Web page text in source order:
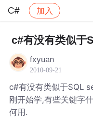
C# 加入
社区 C# 帖子详
c#有没有类似于
fxyuan
2010-09-21
c#有没有类似于SQL
刚开始学,有些关键字
何用.